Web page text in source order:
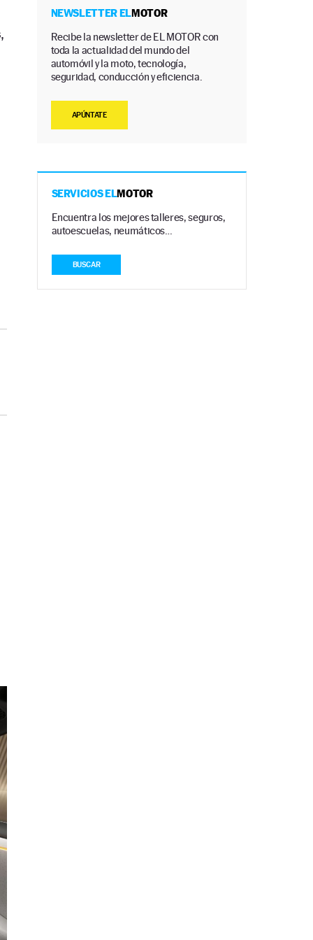
NEWSLETTER ELMOTOR
Recibe la newsletter de EL MOTOR con
toda la actualidad del mundo del
automóvil y la moto, tecnología,
seguridad, conducción y eficiencia.
APÚNTATE
SERVICIOS ELMOTOR
Encuentra los mejores talleres, seguros,
autoescuelas, neumáticos…
BUSCAR